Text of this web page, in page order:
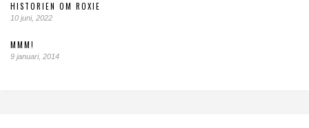
HISTORIEN OM ROXIE
10 juni, 2022
MMM!
9 januari, 2014